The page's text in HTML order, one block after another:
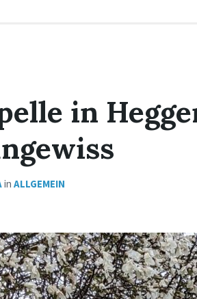
in
in ALLGEMEIN